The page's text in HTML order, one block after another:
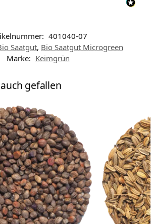
401040-07
Saatgut, Bio Saatgut Microgreen
Marke: Keimgrün
gefallen